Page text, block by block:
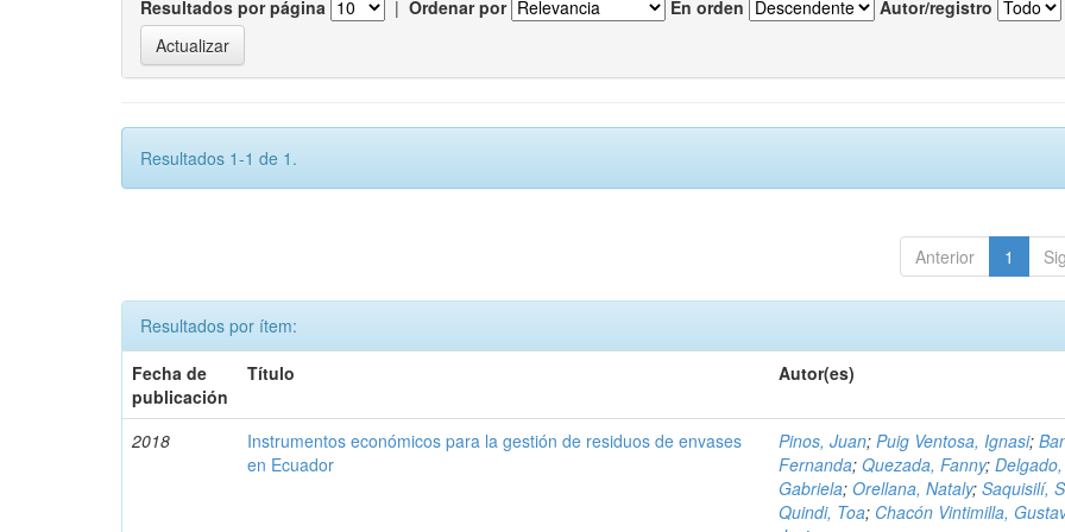
Resultados por página | Ordenar por En orden Autor/registro
Resultados 1-1 de 1.
Anterior 1
Resultados por ítem:
Fecha de
publicación
Título Autor(es)
2018
Instrumentos económicos para la gestión de residuos de envases
en Ecuador
Pinos, Juan;Puig Ventosa, Ignasi;
Fernanda;Quezada, Fanny;Delgado,
Gabriela;Orellana, Nataly;Saquisilí,
Quindi, Toa; Chacón Vintimilla,